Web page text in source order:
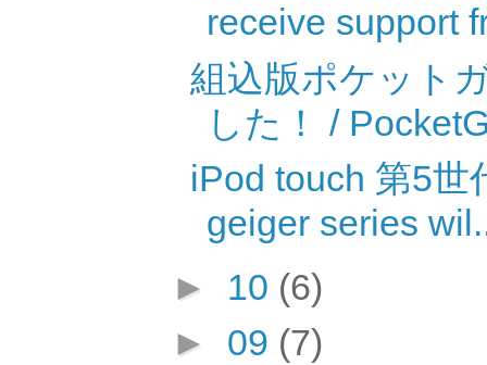
receive support
組込版ポケット
した！ /
iPod touch 第5
geiger series
► 10 (6)
► 09 (7)